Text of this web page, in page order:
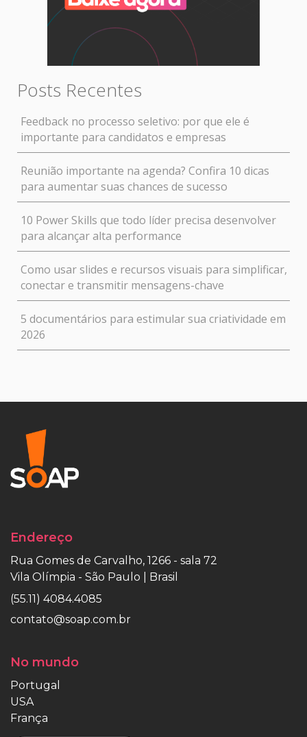
Posts Recentes
Feedback no processo seletivo: por que ele é
importante para candidatos e empresas
Reunião importante na agenda? Confira 10 dicas
para aumentar suas chances de sucesso
10 Power Skills que todo líder precisa desenvolver
para alcançar alta performance
Como usar slides e recursos visuais para simplificar,
conectar e transmitir mensagens-chave
5 documentários para estimular sua criatividade em
2026
Endereço
Rua Gomes de Carvalho, 1266 - sala 72
Vila Olímpia - São Paulo | Brasil
(55.11) 4084.4085
contato@soap.com.br
No mundo
Portugal
USA
França